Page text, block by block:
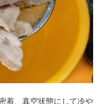
着、真空状態にして冷や